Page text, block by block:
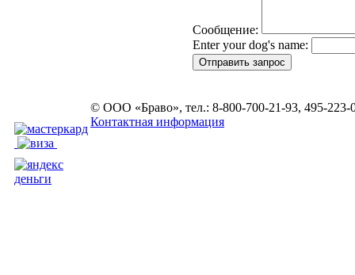
Сообщение:
Enter your dog's name:
© ООО «Браво», тел.: 8-800-700-21-93, 495-223-
Контактная информация